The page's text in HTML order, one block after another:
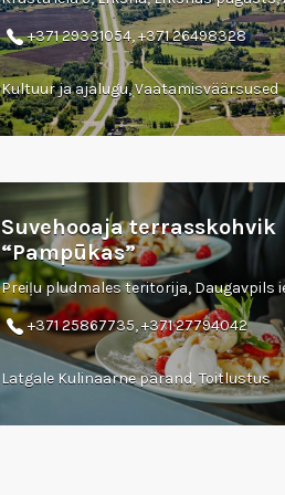
+371 29331054, +371 26498328
Kultuur ja ajalugu, Vaatamisväärsused
Suvehooaja terrasskohvik
“Pampūkas”
+371 25867735, +371 27794042
Latgale Kulinaarne pärand, Toitlustus